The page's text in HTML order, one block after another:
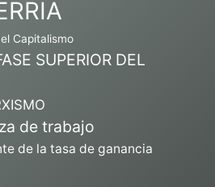
Capitalismo
SUPERIOR DEL
de trabajo
de la tasa de ganancia